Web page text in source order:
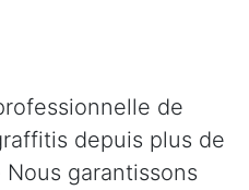
de
depuis plus de
garantissons